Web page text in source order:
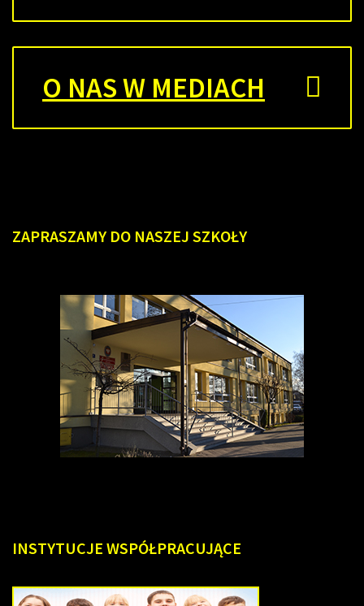
O NAS W MEDIACH
ZAPRASZAMY DO NASZEJ SZKOŁY
INSTYTUCJE WSPÓŁPRACUJĄCE